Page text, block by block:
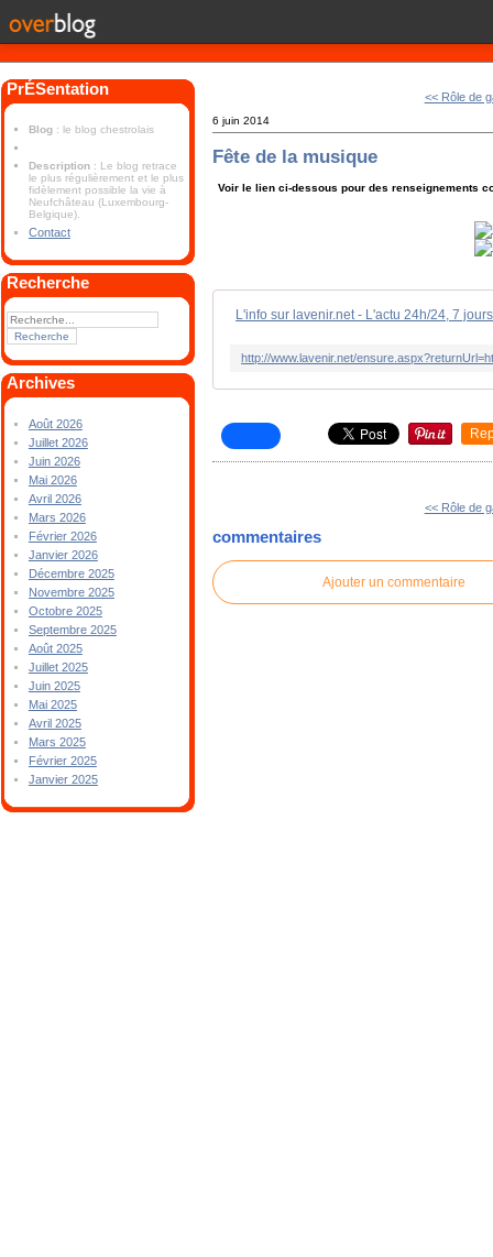
PrÉSentation
Blog : le blog chestrolais
Description : Le blog retrace
le plus régulièrement et le plus
fidèlement possible la vie à
Neufchâteau (Luxembourg-
Belgique).
Contact
Recherche
Archives
Août 2026
Juillet 2026
Juin 2026
Mai 2026
Avril 2026
Mars 2026
Février 2026
Janvier 2026
Décembre 2025
Novembre 2025
Octobre 2025
Septembre 2025
Août 2025
Juillet 2025
Juin 2025
Mai 2025
Avril 2025
Mars 2025
Février 2025
Janvier 2025
<< Rôle de
6 juin 2014
Fête de la musique
Voir le lien ci-dessous pour des renseignements
L'info sur lavenir.net - L'actu 24h/24, 7
<< Rôle de
commentaires
Ajouter un commentaire